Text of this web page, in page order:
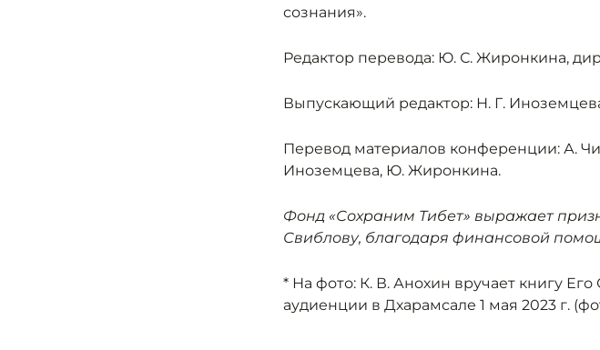
сознания».
Редактор перевода: Ю. С. Жиронкина,
Выпускающий редактор: Н. Г.
Перевод материалов конференции: А.
Иноземцева, Ю. Жиронкина.
Фонд «Сохраним Тибет» выражает
Свиблову, благодаря финансовой
* На фото: К. В. Анохин вручает книгу
аудиенции в Дхарамсале 1 мая 2023 г.